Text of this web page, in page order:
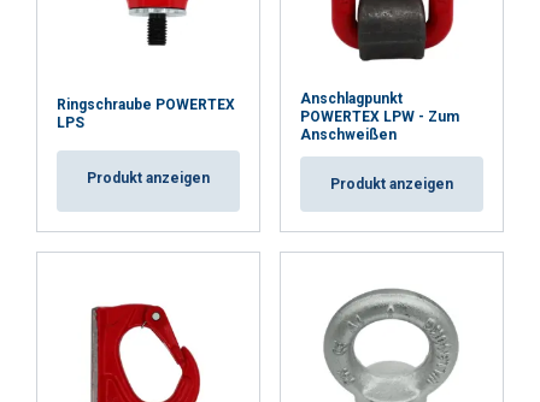
Ringschraube POWERTEX
LPS
Produkt anzeigen
Anschlagpunkt
POWERTEX LPW - Zum
Anschweißen
Produkt anzeigen